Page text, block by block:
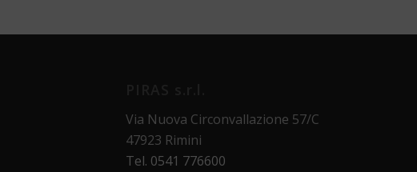
Via Nuova Circonvallazione 57/C
47923 Rimini
Tel. 0541 776600